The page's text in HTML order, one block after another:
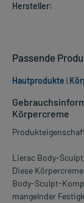
Hersteller:
Körpercreme
Lierac Body-
Diese
Body-Sculpt-
mangelnder
Passende
Hautprodukte |